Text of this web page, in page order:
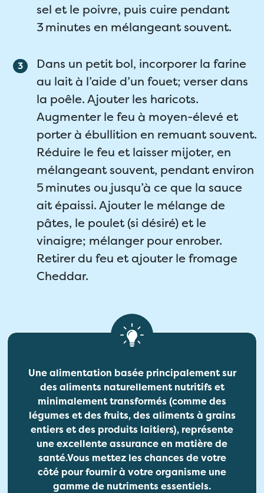
sel et le poivre, puis cuire pendant
3 minutes en mélangeant souvent.
Dans un petit bol, incorporer la farine
au lait à l’aide d’un fouet; verser dans
la poêle. Ajouter les haricots.
Augmenter le feu à moyen-élevé et
porter à ébullition en remuant souvent.
Réduire le feu et laisser mijoter, en
mélangeant souvent, pendant environ
5 minutes ou jusqu’à ce que la sauce
ait épaissi. Ajouter le mélange de
pâtes, le poulet (si désiré) et le
vinaigre; mélanger pour enrober.
Retirer du feu et ajouter le fromage
Cheddar.
Une alimentation basée principalement sur
des aliments naturellement nutritifs et
minimalement transformés (comme des
légumes et des fruits, des aliments à grains
entiers et des produits laitiers), représente
une excellente assurance en matière de
santé.Vous mettez les chances de votre
côté pour fournir à votre organisme une
gamme de nutriments essentiels.